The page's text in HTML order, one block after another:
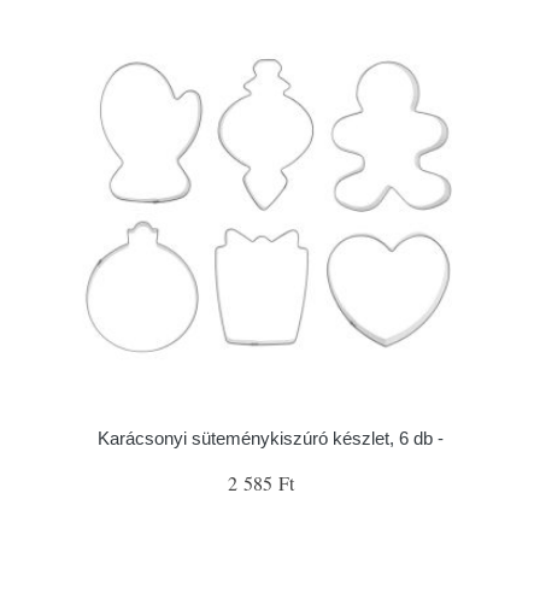
Karácsonyi süteménykiszúró készlet, 6 db -
2 585 Ft